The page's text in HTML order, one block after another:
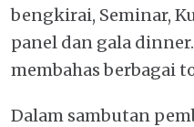
bengkirai, Seminar,
panel dan gala
membahas berbagai
Dalam sambutan